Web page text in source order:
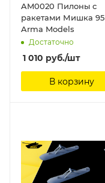
AM0020 Пилоны с
ракетами Мишка 95
Arma Models
Достаточно
1 010 руб./шт
В корзину